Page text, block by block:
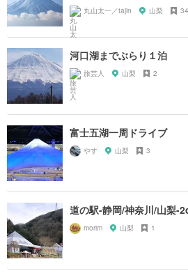
丸山太一／tajin 山梨 34
河口湖までぶらり１泊
旅芸人 山梨 2
富士五湖一周ドライブ
やす 山梨 3
道の駅-静岡/神奈川/山梨-
morim 山梨 1